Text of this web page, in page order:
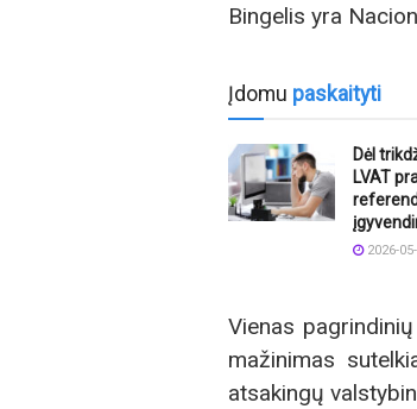
Bingelis yra
Įdomu paskaityti
Dėl
LVAT
2026-
Vienas
mažinimas
atsakingų